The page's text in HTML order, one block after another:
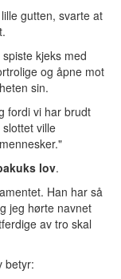
gutten, svarte at
kjeks med
og åpne mot
sin.
fordi vi har brudt
ville
lov.
Han har så
jeg hørte navnet
av tro skal
betyr: